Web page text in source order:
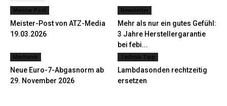
Meister Post
Meister-Post von ATZ-Media
19.03.2026
Newsletter
Mehr als nur ein gutes Gefühl:
3 Jahre Herstellergarantie
bei febi...
Mechanik
Neue Euro-7-Abgasnorm ab
29. November 2026
Technik Tipp
Lambdasonden rechtzeitig
ersetzen